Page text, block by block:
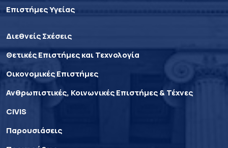
Επιστήμες Υγείας
Διεθνείς Σχέσεις
Θετικές Επιστήμες και Τεχνολογία
Οικονομικές Επιστήμες
Ανθρωπιστικές, Κοινωνικές Επιστήμες & Τέχνες
CIVIS
Παρουσιάσεις